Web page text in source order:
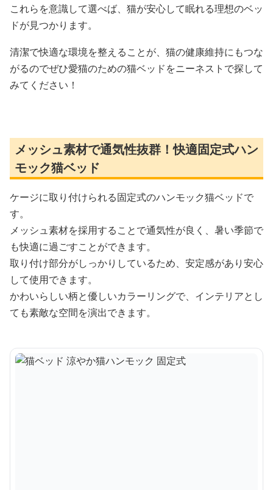
これらを意識して選べば、猫が安心して眠れる理想のベッ
ドが見つかります。
清潔で快適な環境を整えることが、猫の健康維持にもつな
がるのでぜひ愛猫のための猫ベッドをニーネストで探して
みてください！
メッシュ素材で通気性抜群！快適固定式ハン
モック猫ベッド
ケージに取り付けられる固定式のハンモック猫ベッドで
す。
メッシュ素材を採用することで通気性が良く、暑い季節で
も快適に過ごすことができます。
取り付け部分がしっかりしているため、安定感があり安心
して使用できます。
かわいらしい柄と優しいカラーリングで、インテリアとし
ても素敵な空間を演出できます。